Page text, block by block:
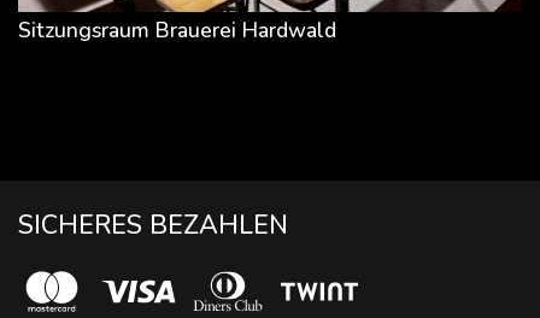
Sitzungsraum Brauerei Hardwald
SICHERES BEZAHLEN